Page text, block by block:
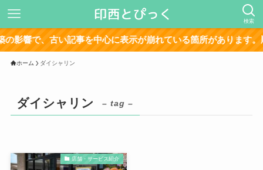
検索
響で、古い記事を中心に表示が崩れている箇所があります。順
ホーム ダイシャリン
ダイシャリン – tag –
店舗・サービス紹介